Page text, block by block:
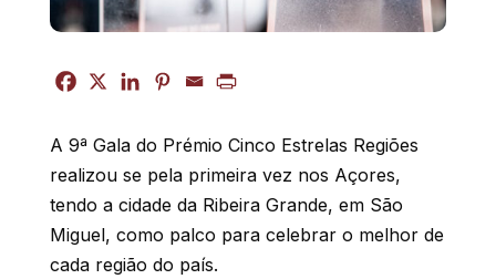
A 9ª Gala do Prémio Cinco Estrelas Regiões
realizou se pela primeira vez nos Açores,
tendo a cidade da Ribeira Grande, em São
Miguel, como palco para celebrar o melhor de
cada região do país.